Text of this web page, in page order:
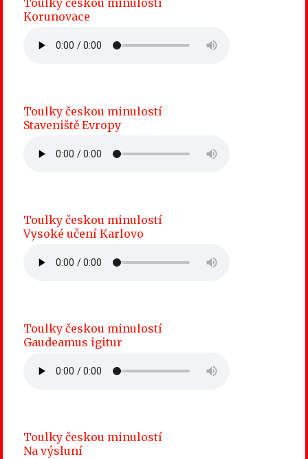
Toulky českou minulostí
Korunovace
Toulky českou minulostí
Staveniště Evropy
Toulky českou minulostí
Vysoké učení Karlovo
Toulky českou minulostí
Gaudeamus igitur
Toulky českou minulostí
Na výsluní